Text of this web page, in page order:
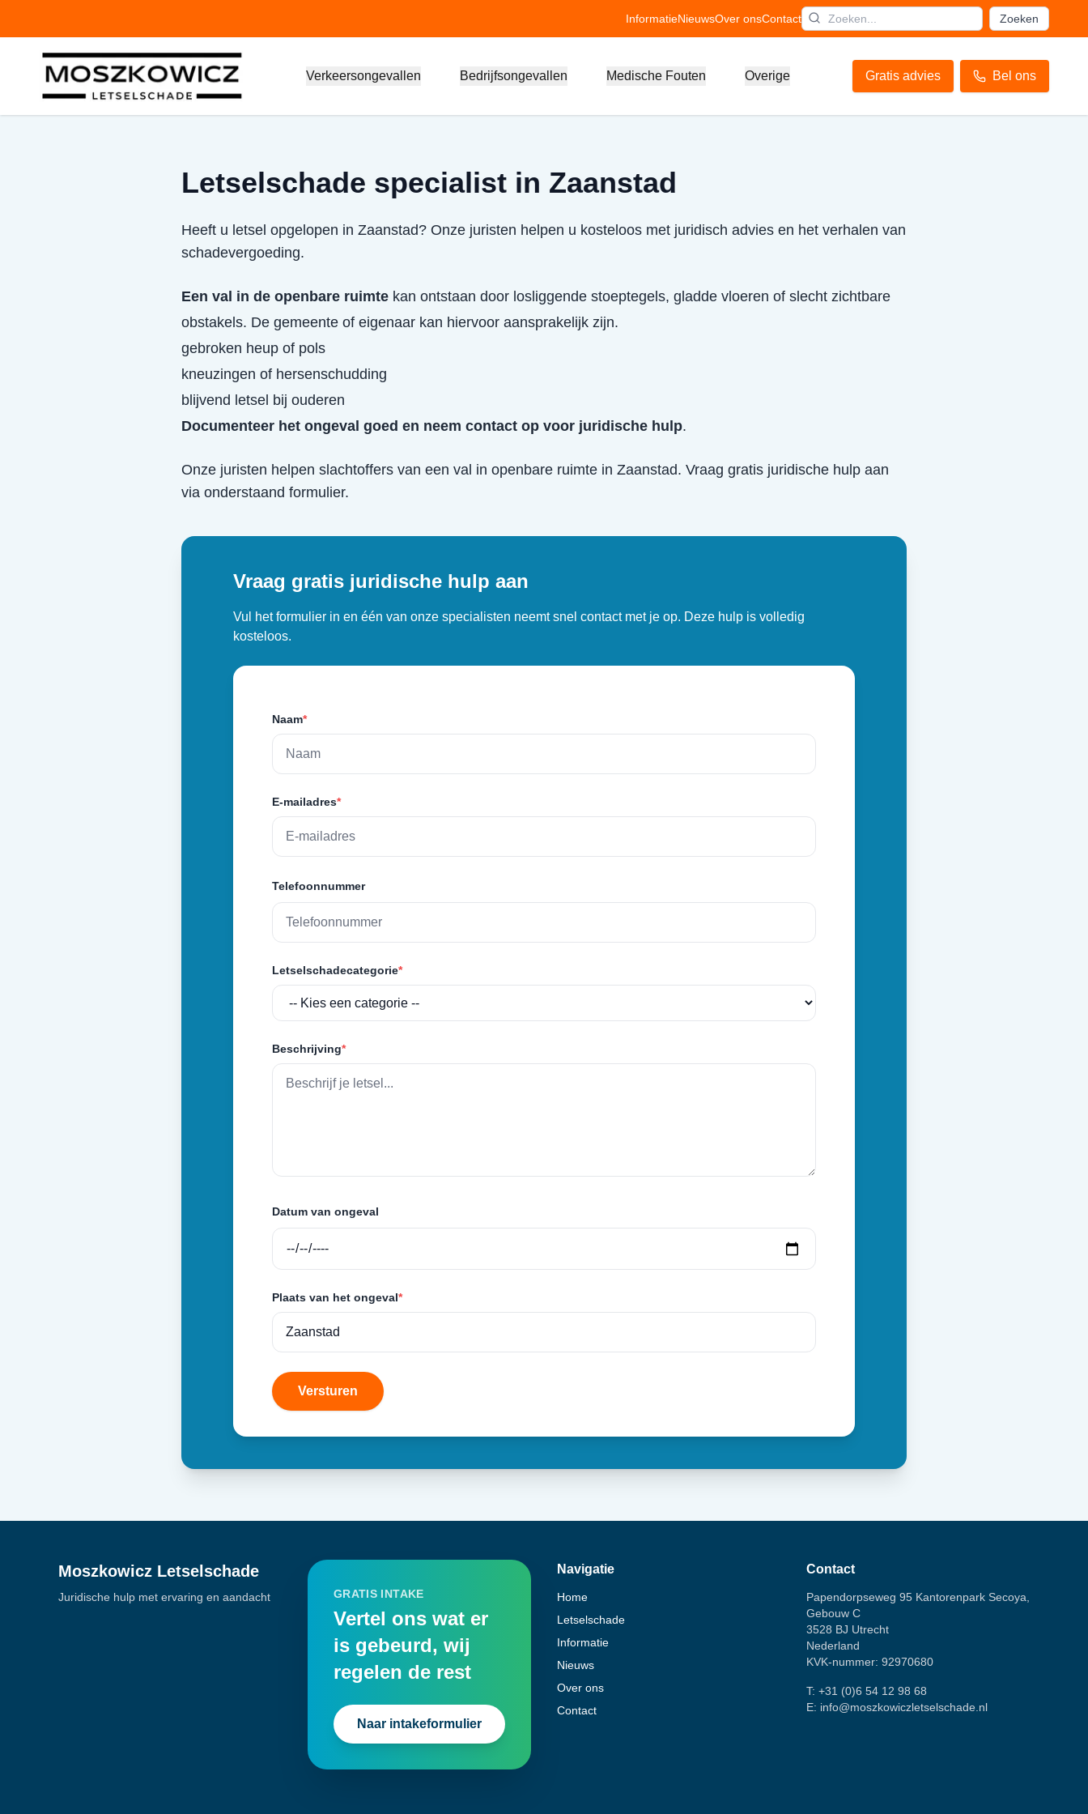
InformatieNieuwsOver onsContact Zoeken
Verkeersongevallen Bedrijfsongevallen Medische Fouten Overige Gratis advies Bel ons
Letselschade specialist in Zaanstad
Heeft u letsel opgelopen in Zaanstad? Onze juristen helpen u kosteloos met juridisch advies en het verhalen van
schadevergoeding.
Een val in de openbare ruimte kan ontstaan door losliggende stoeptegels, gladde vloeren of slecht zichtbare
obstakels. De gemeente of eigenaar kan hiervoor aansprakelijk zijn.
gebroken heup of pols
kneuzingen of hersenschudding
blijvend letsel bij ouderen
Documenteer het ongeval goed en neem contact op voor juridische hulp.
Onze juristen helpen slachtoffers van een val in openbare ruimte in Zaanstad. Vraag gratis juridische hulp aan
via onderstaand formulier.
Vraag gratis juridische hulp aan
Vul het formulier in en één van onze specialisten neemt snel contact met je op. Deze hulp is volledig
kosteloos.
Naam*
E-mailadres*
Telefoonnummer
Letselschadecategorie*
Beschrijving*
Datum van ongeval
Plaats van het ongeval*
Versturen
Moszkowicz Letselschade
Juridische hulp met ervaring en aandacht GRATIS INTAKE
Vertel ons wat er
is gebeurd, wij
regelen de rest
Naar intakeformulier
Navigatie
Home
Letselschade
Informatie
Nieuws
Over ons
Contact
Contact
Papendorpseweg 95 Kantorenpark Secoya,
Gebouw C
3528 BJ Utrecht
Nederland
KVK-nummer: 92970680
T: +31 (0)6 54 12 98 68
E: info@moszkowiczletselschade.nl